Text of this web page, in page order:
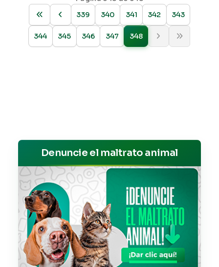
339
340 341 342 343
344 345 346 347 348
Denuncie el maltrato animal